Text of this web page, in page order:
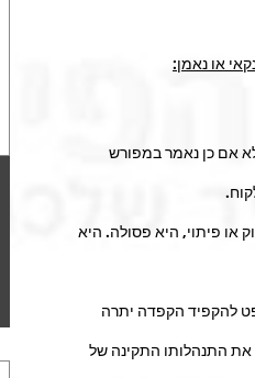
או נאמן:
אם כן נאמר במפורש
או פיתוי, היא פסולה. היא
להקפיד הקפדה יתרה
את התנהלותו התקינה של